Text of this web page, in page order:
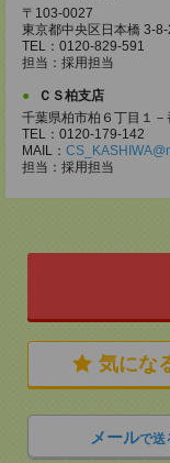
〒103-0027
東京都中央区日本橋 3-
TEL：0120-829-591
担当：採用担当
ＣＳ柏支店
千葉県柏市柏６丁目１
TEL：0120-179-142
MAIL：
担当：採用担当
気にな
メールで送